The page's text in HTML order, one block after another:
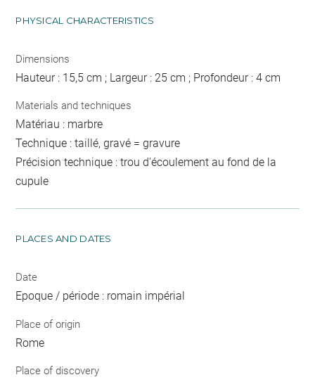
PHYSICAL CHARACTERISTICS
Dimensions
Hauteur : 15,5 cm ; Largeur : 25 cm ; Profondeur : 4 cm
Materials and techniques
Matériau : marbre
Technique : taillé, gravé = gravure
Précision technique : trou d'écoulement au fond de la
cupule
PLACES AND DATES
Date
Epoque / période : romain impérial
Place of origin
Rome
Place of discovery